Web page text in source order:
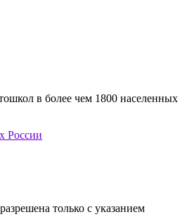
в более чем 1800 населенных
России
только с указанием